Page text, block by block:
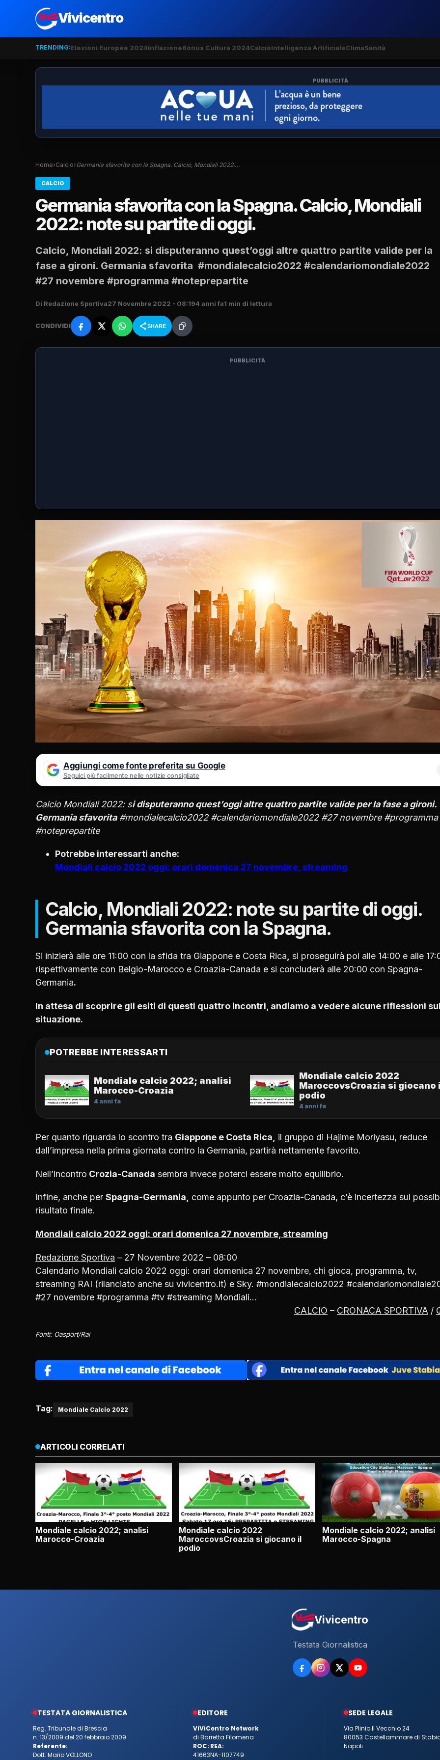
Vivicentro
TRENDING:Elezioni Europee 2024InflazioneBonus Cultura 2024CalcioIntelligenza ArtificialeClimaSanità
PUBBLICITÀ
Home›Calcio›Germania sfavorita con la Spagna. Calcio, Mondiali 2022:…
CALCIO
Germania sfavorita con la Spagna. Calcio, Mondiali
2022: note su partite di oggi.
Calcio, Mondiali 2022: si disputeranno quest’oggi altre quattro partite valide per la
fase a gironi. Germania sfavorita #mondialecalcio2022 #calendariomondiale2022
#27 novembre #programma #noteprepartite
Di Redazione Sportiva27 Novembre 2022 - 08:194 anni fa1 min di lettura
CONDIVIDI SHARE
PUBBLICITÀ
Aggiungi come fonte preferita su Google
Seguici più facilmente nelle notizie consigliate
Calcio Mondiali 2022: si disputeranno quest’oggi altre quattro partite valide per la fase a gironi.
Germania sfavorita#mondialecalcio2022 #calendariomondiale2022 #27 novembre #programma
#noteprepartite
Potrebbe interessarti anche:
Mondiali calcio 2022 oggi: orari domenica 27 novembre, streaming
Calcio, Mondiali 2022: note su partite di oggi.
Germania sfavorita con la Spagna.
Si inizierà alle ore 11:00 con la sfida tra Giappone e Costa Rica, si proseguirà poi alle 14:00 e alle
rispettivamente con Belgio-Marocco e Croazia-Canada e si concluderà alle 20:00 con Spagna-
Germania.
In attesa di scoprire gli esiti di questi quattro incontri, andiamo a vedere alcune riflessioni
situazione.
POTREBBE INTERESSARTI
Mondiale calcio 2022; analisi
Marocco-Croazia
4 anni fa
Mondiale calcio 2022
MaroccovsCroazia si giocano
podio
4 anni fa
Per quanto riguarda lo scontro tra Giappone e Costa Rica, il gruppo di Hajime Moriyasu, reduce
dall’impresa nella prima giornata contro la Germania, partirà nettamente favorito.
Nell’incontro Crozia-Canada sembra invece poterci essere molto equilibrio.
Infine, anche per Spagna-Germania, come appunto per Croazia-Canada, c’è incertezza sul
risultato finale.
Mondiali calcio 2022 oggi: orari domenica 27 novembre, streaming
Redazione Sportiva – 27 Novembre 2022 – 08:00
Calendario Mondiali calcio 2022 oggi: orari domenica 27 novembre, chi gioca, programma, tv,
streaming RAI (rilanciato anche su vivicentro.it) e Sky. #mondialecalcio2022
#27 novembre #programma #tv #streaming Mondiali…
CALCIO – CRONACA SPORTIVA /
Fonti: Oasport/Rai
Tag: Mondiale Calcio 2022
ARTICOLI CORRELATI
Mondiale calcio 2022; analisi
Marocco-Croazia
Mondiale calcio 2022
MaroccovsCroazia si giocano il
podio
Mondiale calcio 2022; analisi
Marocco-Spagna
Vivicentro
Testata Giornalistica
TESTATA GIORNALISTICA
Reg. Tribunale di Brescia
n. 13/2009 del 20 febbraio 2009
Referente:
Dott. Mario VOLLONO
EDITORE
ViViCentro Network
di Barretta Filomena
ROC:
41663
REA:
NA-1107749
SEDE LEGALE
Via Plinio Il Vecchio 24
80053 Castellammare di
Napoli